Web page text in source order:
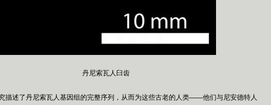
丹尼索瓦人臼齿
述了丹尼索瓦人基因组的完整序列，从而为这些古老的人类——他们与尼安德特人